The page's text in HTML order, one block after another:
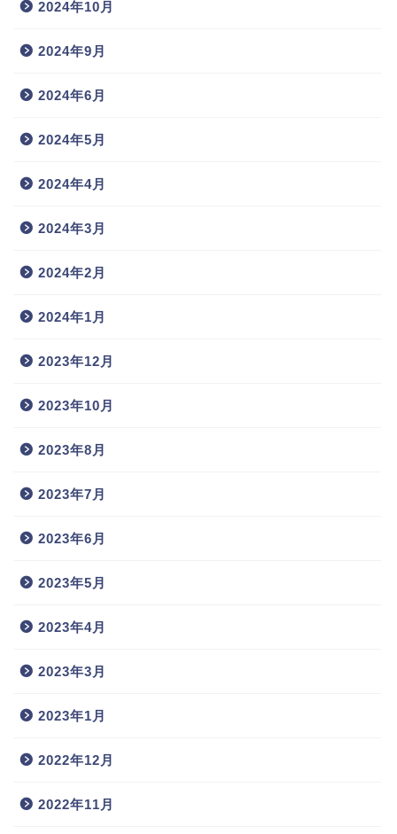
2024年10月
2024年9月
2024年6月
2024年5月
2024年4月
2024年3月
2024年2月
2024年1月
2023年12月
2023年10月
2023年8月
2023年7月
2023年6月
2023年5月
2023年4月
2023年3月
2023年1月
2022年12月
2022年11月